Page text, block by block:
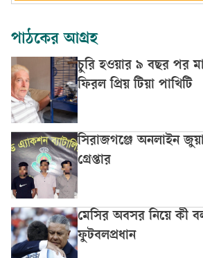
পাঠকের আগ্রহ
চুরি হওয়ার ৯ বছর পর
ফিরল প্রিয় টিয়া পাখিটি
সিরাজগঞ্জে অনলাইন
গ্রেপ্তার
মেসির অবসর নিয়ে কী
ফুটবলপ্রধান